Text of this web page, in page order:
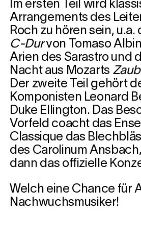
Im ersten Teil wird
Arrangements des
Roch zu hören sein, u.a.
C-Durvon Tomaso
Arien des Sarastro und
Nacht aus Mozarts
Der zweite Teil gehört
Komponisten Leonard
Duke Ellington. Das
Vorfeld coacht das
Classique das
des Carolinum
dann das offizielle
Welch eine Chance für
Nachwuchsmusiker!